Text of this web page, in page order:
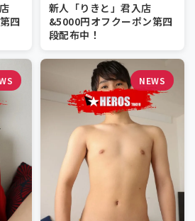
四
新人「りきと」君入店
&5000円オフクーポン第四
段配布中！
NEWS